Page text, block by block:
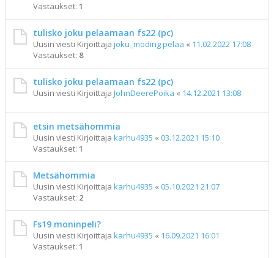
Vastaukset: 1
tulisko joku pelaamaan fs22 (pc)
Uusin viesti Kirjoittaja joku_moding pelaa « 11.02.2022 17:08
Vastaukset: 8
tulisko joku pelaamaan fs22 (pc)
Uusin viesti Kirjoittaja JohnDeerePoika « 14.12.2021 13:08
etsin metsähommia
Uusin viesti Kirjoittaja karhu4935 « 03.12.2021 15:10
Vastaukset: 1
Metsähommia
Uusin viesti Kirjoittaja karhu4935 « 05.10.2021 21:07
Vastaukset: 2
Fs19 moninpeli?
Uusin viesti Kirjoittaja karhu4935 « 16.09.2021 16:01
Vastaukset: 1